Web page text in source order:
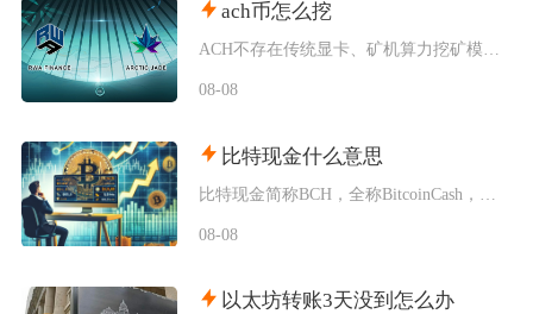
ach币怎么挖
08-08
比特现金什么意思
08-08
以太坊转账3天没到怎么办